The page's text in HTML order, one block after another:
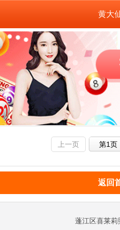
黄大
上一页 第1页
返回
蓬江区喜莱莉